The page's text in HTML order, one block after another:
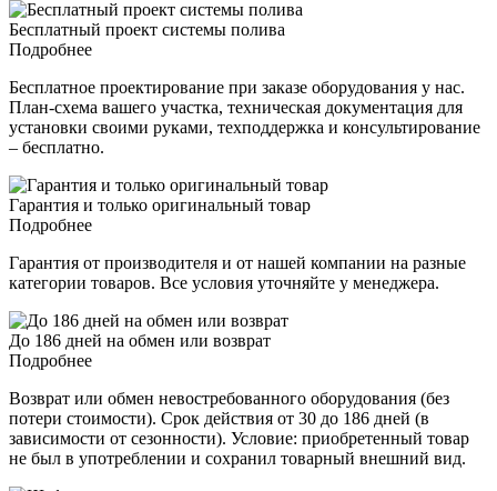
Бесплатный проект системы полива
Подробнее
Бесплатное проектирование при заказе оборудования у нас.
План-схема вашего участка, техническая документация для
установки своими руками, техподдержка и консультирование
– бесплатно.
Гарантия и только оригинальный товар
Подробнее
Гарантия от производителя и от нашей компании на разные
категории товаров. Все условия уточняйте у менеджера.
До 186 дней на обмен или возврат
Подробнее
Возврат или обмен невостребованного оборудования (без
потери стоимости). Срок действия от 30 до 186 дней (в
зависимости от сезонности). Условие: приобретенный товар
не был в употреблении и сохранил товарный внешний вид.